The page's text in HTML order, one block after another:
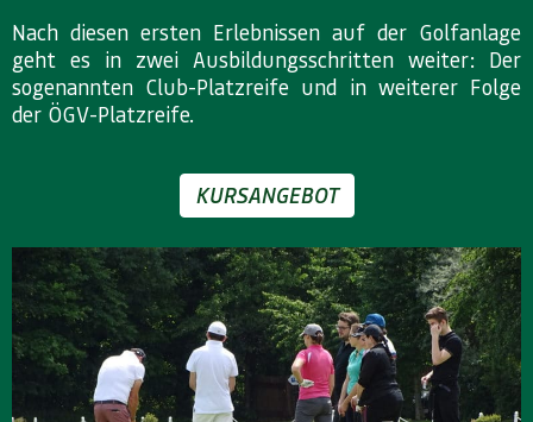
Nach diesen ersten Erlebnissen auf der Golfanlage
geht es in zwei Ausbildungsschritten weiter: Der
sogenannten Club-Platzreife und in weiterer Folge
der ÖGV-Platzreife.
KURSANGEBOT